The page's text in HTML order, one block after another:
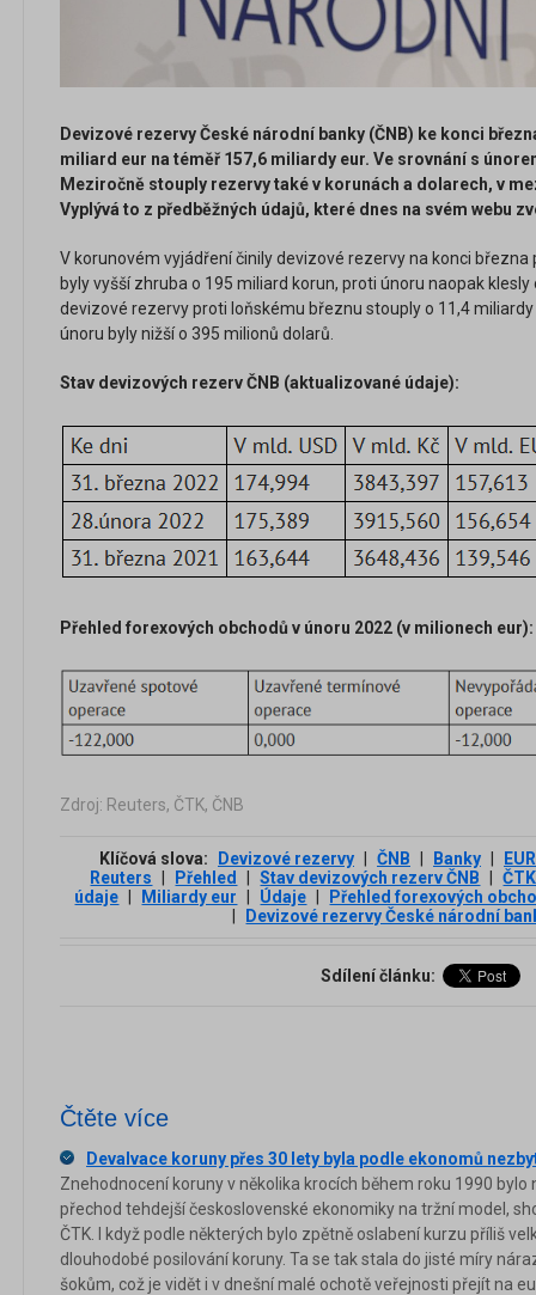
Devizové rezervy České národní banky (ČNB) ke konci
miliard eur na téměř 157,6 miliardy eur. Ve srovnání s
Meziročně stouply rezervy také v korunách a dolarech, v
Vyplývá to z předběžných údajů, které dnes na svém webu
V korunovém vyjádření činily devizové rezervy na konci března
byly vyšší zhruba o 195 miliard korun, proti únoru naopak klesly
devizové rezervy proti loňskému březnu stouply o 11,4
únoru byly nižší o 395 milionů dolarů.
Stav devizových rezerv ČNB (aktualizované údaje):
Přehled forexových obchodů v únoru 2022 (v milionech eur):
Zdroj: Reuters, ČTK, ČNB
Klíčová slova: Devizové rezervy ČNB Banky
EUR
Reuters
Přehled Stav devizových rezerv ČNB
ČTK
údaje
Miliardy eur Údaje
Přehled forexových
Devizové rezervy České národní
Sdílení článku:
Čtěte více
Devalvace koruny přes 30 lety byla podle ekonomů
Znehodnocení koruny v několika krocích během roku 1990
přechod tehdejší československé ekonomiky na tržní model,
ČTK. I když podle některých bylo zpětně oslabení kurzu příliš
dlouhodobé posilování koruny. Ta se tak stala do jisté míry
šokům, což je vidět i v dnešní malé ochotě veřejnosti přejít na